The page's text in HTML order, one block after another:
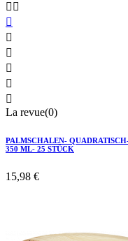
 






La revue(0)
PALMSCHALEN-
350 ML- 25 STÜCK
15,98 €